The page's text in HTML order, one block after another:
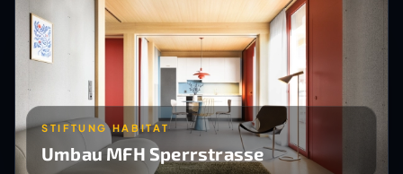
STIFTUNG HABITAT
Umbau MFH Sperrstrasse